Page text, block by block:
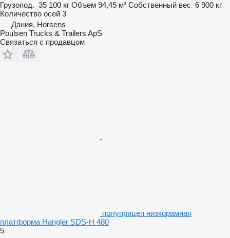
Грузопод. 35 100 кг Объем 94,45 м³ Собственный вес 6 900 кг
Количество осей 3
Дания, Horsens
Poulsen Trucks & Trailers ApS
Связаться с продавцом
полуприцеп низкорамная
платформа Hangler SDS-H 480
5